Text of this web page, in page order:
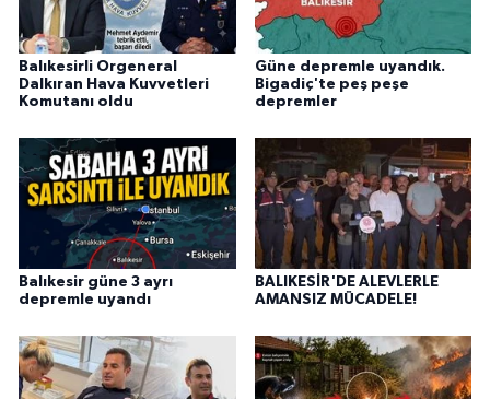
Balıkesirli Orgeneral
Dalkıran Hava Kuvvetleri
Komutanı oldu
Güne depremle uyandık.
Bigadiç'te peş peşe
depremler
Balıkesir güne 3 ayrı
depremle uyandı
BALIKESİR'DE ALEVLERLE
AMANSIZ MÜCADELE!